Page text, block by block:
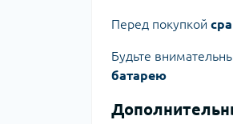
Перед покупкой
Будьте
батарею